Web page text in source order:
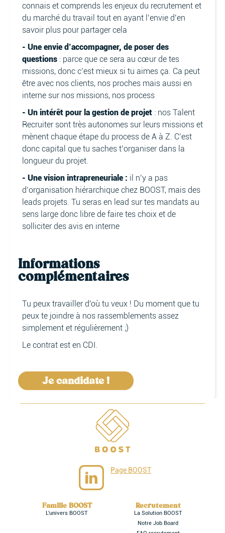
connais et comprends les enjeux du recrutement et
du marché du travail tout en ayant l’envie d’en
savoir plus pour partager cela
- Une envie d’accompagner, de poser des
questions : parce que ce sera au cœur de tes
missions, donc c’est mieux si tu aimes ça. Ca peut
être avec nos clients, nos proches mais aussi en
interne sur nos missions, nos process
- Un intérêt pour la gestion de projet : nos Talent
Recruiter sont très autonomes sur leurs missions et
mènent chaque étape du process de A à Z. C’est
donc capital que tu saches t’organiser dans la
longueur du projet.
- Une vision intrapreneuriale : il n’y a pas
d’organisation hiérarchique chez BOOST, mais des
leads projets. Tu seras en lead sur tes mandats au
sens large donc libre de faire tes choix et de
solliciter des avis en interne
Informations
complémentaires
Tu peux travailler d'où tu veux ! Du moment que tu
peux te joindre à nos rassemblements assez
simplement et régulièrement ;)
Le contrat est en CDI.
Je candidate !
Page BOOST
Famille BOOST
L'univers BOOST
Recrutement
La Solution BOOST
Notre Job Board